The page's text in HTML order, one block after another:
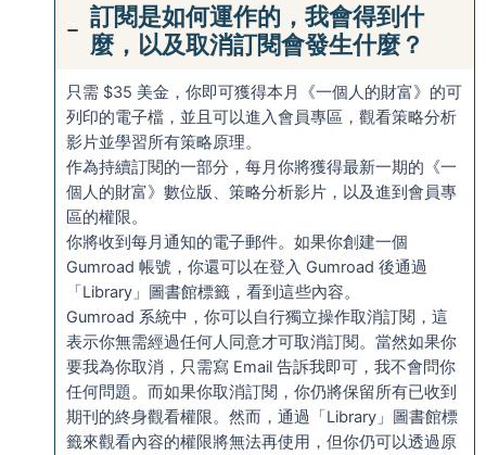
訂閱是如何運作的，我會得到什
麼，以及取消訂閱會發生什麼？
只需 $35 美金，你即可獲得本月《一個人的財富》的可
列印的電子檔，並且可以進入會員專區，觀看策略分析
影片並學習所有策略原理。
作為持續訂閱的一部分，每月你將獲得最新一期的《一
個人的財富》數位版、策略分析影片，以及進到會員專
區的權限。
你將收到每月通知的電子郵件。如果你創建一個
Gumroad 帳號，你還可以在登入 Gumroad 後通過
「Library」圖書館標籤，看到這些內容。
Gumroad 系統中，你可以自行獨立操作取消訂閱，這
表示你無需經過任何人同意才可取消訂閱。當然如果你
要我為你取消，只需寫 Email 告訴我即可，我不會問你
任何問題。而如果你取消訂閱，你仍將保留所有已收到
期刊的終身觀看權限。然而，通過「Library」圖書館標
籤來觀看內容的權限將無法再使用，但你仍可以透過原